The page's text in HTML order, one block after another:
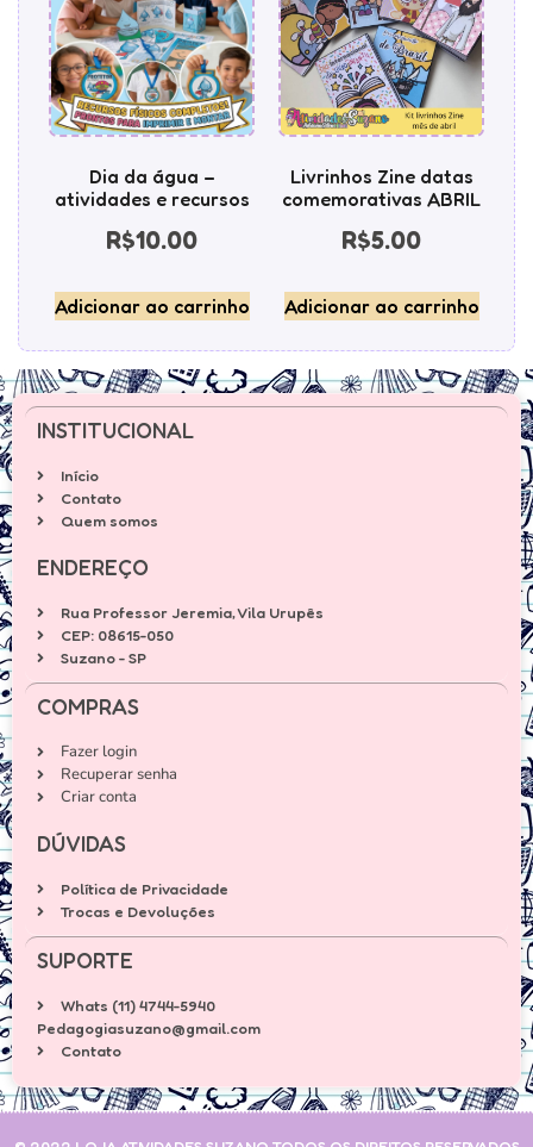
Dia da água –
atividades e recursos
R$10.00
Adicionar ao carrinho
Livrinhos Zine datas
comemorativas ABRIL
R$5.00
Adicionar ao carrinho
INSTITUCIONAL
Início
Contato
Quem somos
ENDEREÇO
Rua Professor Jeremia, Vila Urupês
CEP: 08615-050
Suzano - SP
COMPRAS
Fazer login
Recuperar senha
Criar conta
DÚVIDAS
Política de Privacidade
Trocas e Devoluções
SUPORTE
Whats (11) 4744-5940
Pedagogiasuzano@gmail.com
Contato